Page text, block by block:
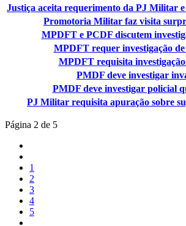
Justiça aceita requerimento da PJ Militar
Promotoria Militar faz visita
MPDFT e PCDF discutem
MPDFT requer investigação
MPDFT requisita
PMDF deve investigar
PMDF deve investigar policial
PJ Militar requisita apuração sobre
Página 2 de 5
1
2
3
4
5